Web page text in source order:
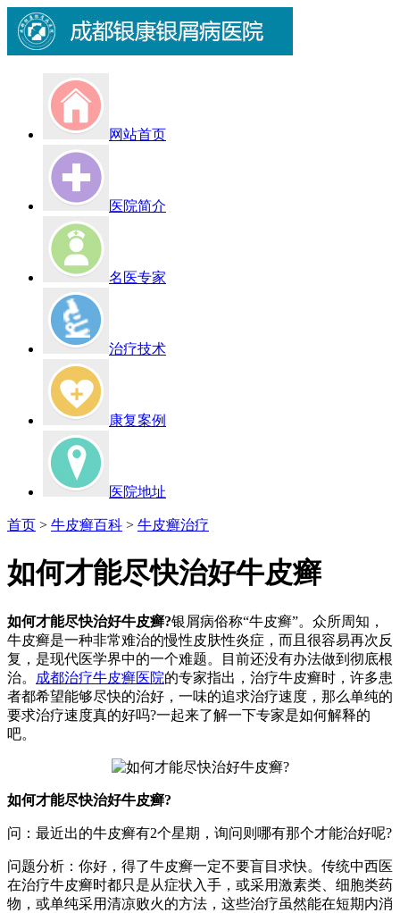
网站首页
医院简介
名医专家
治疗技术
康复案例
医院地址
首页 > 牛皮癣百科 > 牛皮癣治疗
如何才能尽快治好牛皮癣
如何才能尽快治好牛皮癣?银屑病俗称“牛皮癣”。众所周知，
牛皮癣是一种非常难治的慢性皮肤性炎症，而且很容易再次反
复，是现代医学界中的一个难题。目前还没有办法做到彻底根
治。
成都治疗牛皮癣医院的专家指出，治疗牛皮癣时，许多患
者都希望能够尽快的治好，一味的追求治疗速度，那么单纯的
要求治疗速度真的好吗?一起来了解一下专家是如何解释的
吧。
如何才能尽快治好牛皮癣?
问：最近出的牛皮癣有2个星期，询问则哪有那个才能治好呢?
问题分析：你好，得了牛皮癣一定不要盲目求快。传统中西医
在治疗牛皮癣时都只是从症状入手，或采用激素类、细胞类药
物，或单纯采用清凉败火的方法，这些治疗虽然能在短期内消